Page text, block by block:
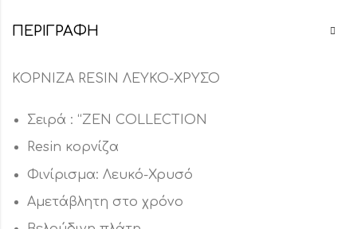
ΠΕΡΙΓΡΑΦΉ
ΚΟΡΝΙΖΑ RESIN ΛΕΥΚΟ-ΧΡΥΣΟ
Σειρά : “ZEN COLLECTION
Resin κορνίζα
Φινίρισμα: Λευκό-Χρυσό
Αμετάβλητη στο χρόνο